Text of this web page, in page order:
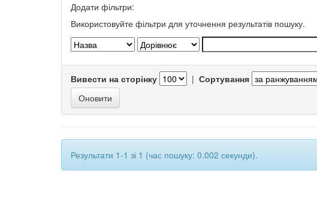
Додати фільтри:
Використовуйте фільтри для уточнення результатів пошуку.
Вивести на сторінку | Сортування
Результати 1-1 зі 1 (час пошуку: 0.002 секунди).